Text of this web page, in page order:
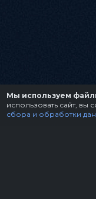
Мы используем
использовать сайт, вы
сбора и обработки